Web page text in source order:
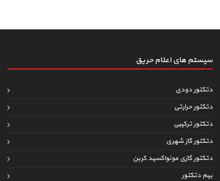
سیستم های اعلام حریق
دتکتور دودی
دتکتور حرارتی
دتکتور ترکیبی
دتکتور گاز شهری
دتکتور گازی مونواکسید کربن
بیم دتکتور